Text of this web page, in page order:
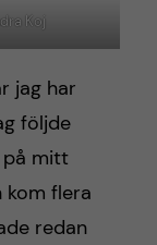
Koj
jag har
följde
på mitt
kom flera
redan